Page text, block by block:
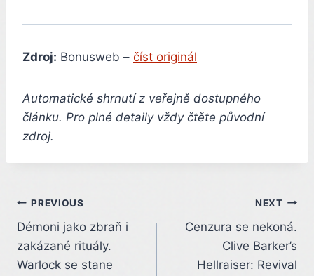
Zdroj: Bonusweb – číst originál
Automatické shrnutí z veřejně dostupného
článku. Pro plné detaily vždy čtěte původní
zdroj.
Post
navigation
PREVIOUS
Démoni jako zbraň i
zakázané rituály.
Warlock se stane
NEXT
Cenzura se nekoná.
Clive Barker’s
Hellraiser: Revival